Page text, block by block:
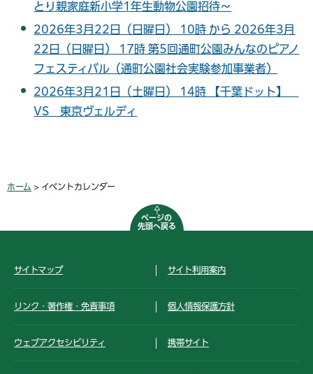
とり親家庭新小学1年生動物公園招待～
2026年3月22日（日曜日） 10時 から 2026年3月
22日（日曜日） 17時 第5回通町公園みんなのピアノ
フェスティバル（通町公園社会実験参加事業者）
2026年3月21日（土曜日） 14時 【千葉ドット】
VS 東京ヴェルディ
ホーム > イベントカレンダー
ページの
先頭へ戻る
サイトマップ サイト利用案内
リンク・著作権・免責事項 個人情報保護方針
ウェブアクセシビリティ 携帯サイト